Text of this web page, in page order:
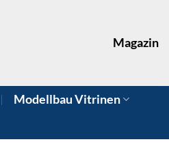
Magazin
Modellbau Vitrinen